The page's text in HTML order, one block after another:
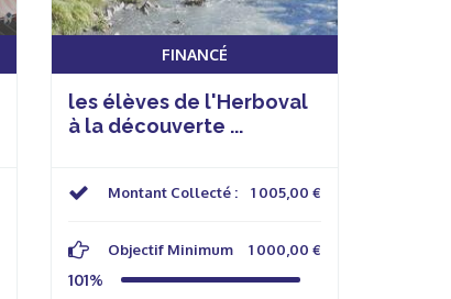
FINANCÉ
les élèves de l'Herboval
à la découverte ...
Montant Collecté : 1 005,00 €
Objectif Minimum 1 000,00 €
101%